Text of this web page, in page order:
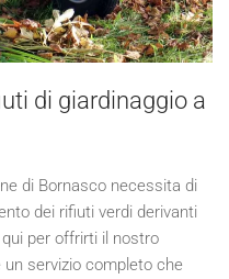
di giardinaggio a
di Bornasco necessita di
dei rifiuti verdi derivanti
per offrirti il nostro
servizio completo che